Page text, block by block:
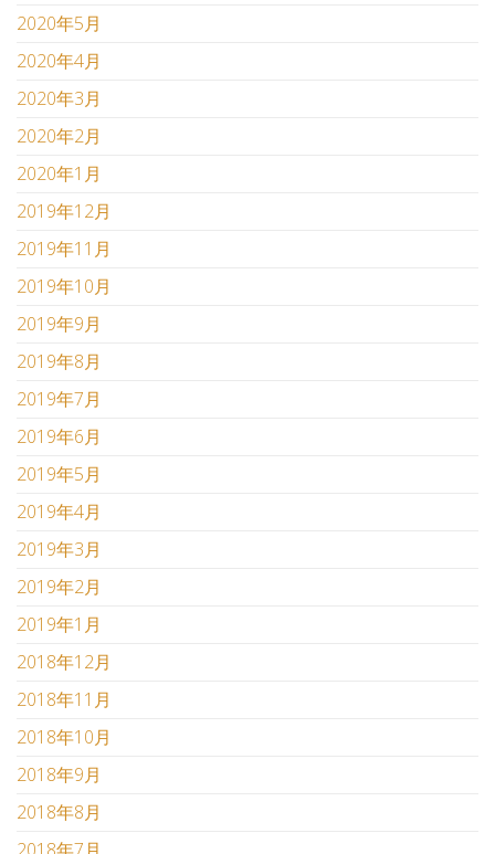
2020年5月
2020年4月
2020年3月
2020年2月
2020年1月
2019年12月
2019年11月
2019年10月
2019年9月
2019年8月
2019年7月
2019年6月
2019年5月
2019年4月
2019年3月
2019年2月
2019年1月
2018年12月
2018年11月
2018年10月
2018年9月
2018年8月